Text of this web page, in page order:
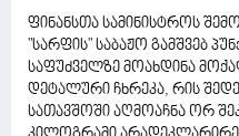
ფინანსთა სამინისტროს
"სარფის" საბაჟო გამშვებ
საფუძველზე მოახდინა
დეტალური ჩხრეკა, რის
სათავშოში აღმოაჩნა ორ